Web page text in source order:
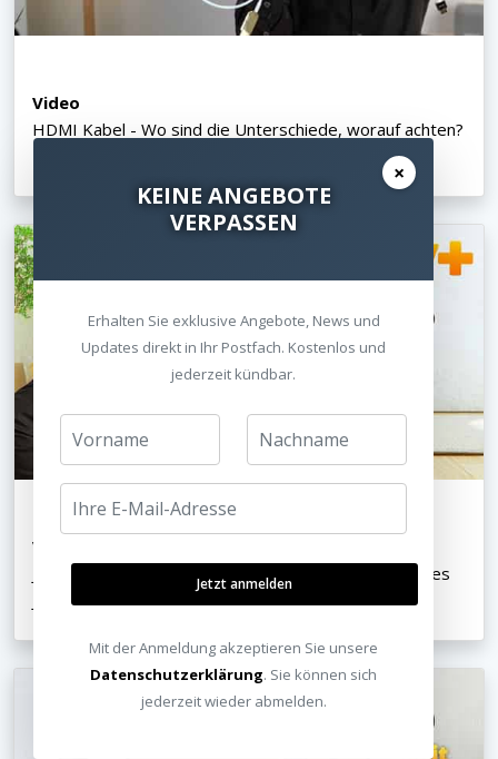
Video
HDMI Kabel - Wo sind die Unterschiede, worauf achten?
Video
JMGO PicoPlay+ Test - Der coolste Micro-Beamer des
Jahres?
×
KEINE ANGEBOTE
VERPASSEN
Erhalten Sie exklusive Angebote, News und
Updates direkt in Ihr Postfach. Kostenlos und
jederzeit kündbar.
Jetzt anmelden
Mit der Anmeldung akzeptieren Sie unsere
Datenschutzerklärung. Sie können sich
jederzeit wieder abmelden.